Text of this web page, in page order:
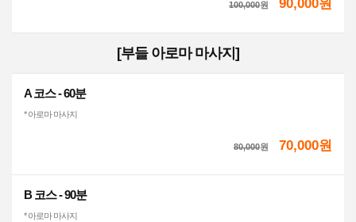
100,000원 90,000원
[부들 아로마 마사지]
A 코스 - 60분
* 아로마 마사지
80,000원 70,000원
B 코스 - 90분
* 아로마 마사지